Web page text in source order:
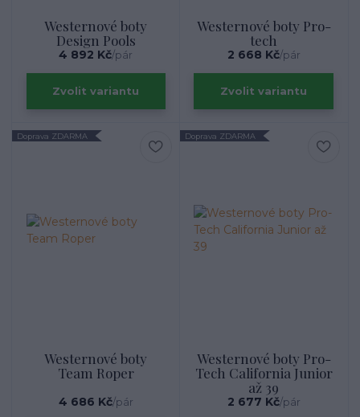
Westernové boty
Design Pools
4 892 Kč/pár
Zvolit variantu
Westernové boty Pro-
tech
2 668 Kč/pár
Zvolit variantu
Doprava ZDARMA
Westernové boty
Team Roper
4 686 Kč/pár
Doprava ZDARMA
Westernové boty Pro-
Tech California Junior
až 39
2 677 Kč/pár